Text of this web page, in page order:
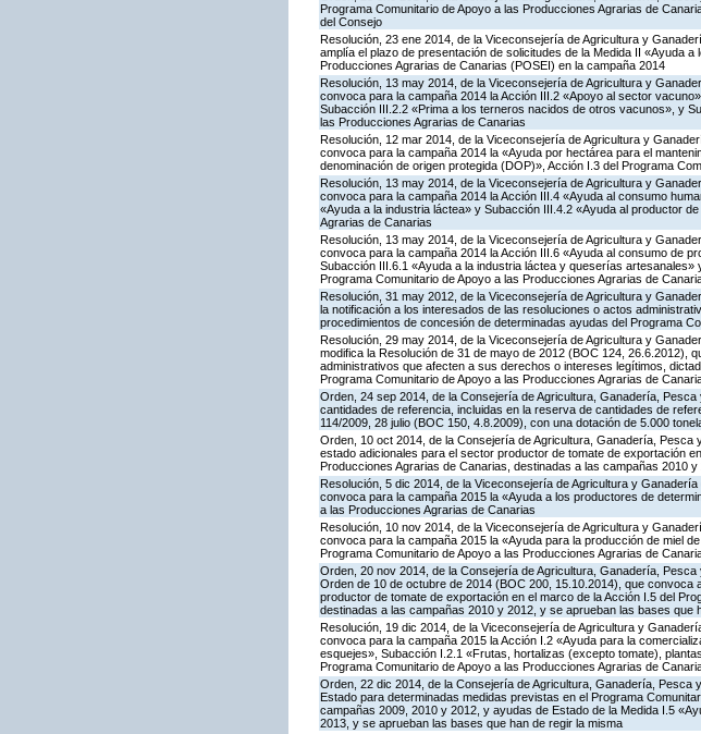
Programa Comunitario de Apoyo a las Producciones Agrarias de
del Consejo
Resolución, 23 ene 2014, de la Viceconsejería de Agricultura y
amplía el plazo de presentación de solicitudes de la Medida II «Ayuda
Producciones Agrarias de Canarias (POSEI) en la campaña 2014
Resolución, 13 may 2014, de la Viceconsejería de Agricultura y
convoca para la campaña 2014 la Acción III.2 «Apoyo al sector
Subacción III.2.2 «Prima a los terneros nacidos de otros vacunos», y
las Producciones Agrarias de Canarias
Resolución, 12 mar 2014, de la Viceconsejería de Agricultura y
convoca para la campaña 2014 la «Ayuda por hectárea para el
denominación de origen protegida (DOP)», Acción I.3 del Programa
Resolución, 13 may 2014, de la Viceconsejería de Agricultura y
convoca para la campaña 2014 la Acción III.4 «Ayuda al consumo
«Ayuda a la industria láctea» y Subacción III.4.2 «Ayuda al productor
Agrarias de Canarias
Resolución, 13 may 2014, de la Viceconsejería de Agricultura y
convoca para la campaña 2014 la Acción III.6 «Ayuda al consumo de
Subacción III.6.1 «Ayuda a la industria láctea y queserías
Programa Comunitario de Apoyo a las Producciones Agrarias de
Resolución, 31 may 2012, de la Viceconsejería de Agricultura y
la notificación a los interesados de las resoluciones o actos
procedimientos de concesión de determinadas ayudas del Programa
Resolución, 29 may 2014, de la Viceconsejería de Agricultura y
modifica la Resolución de 31 de mayo de 2012 (BOC 124, 26.6.2012),
administrativos que afecten a sus derechos o intereses legítimos,
Programa Comunitario de Apoyo a las Producciones Agrarias de
Orden, 24 sep 2014, de la Consejería de Agricultura, Ganadería,
cantidades de referencia, incluidas en la reserva de cantidades de
114/2009, 28 julio (BOC 150, 4.8.2009), con una dotación de 5.000
Orden, 10 oct 2014, de la Consejería de Agricultura, Ganadería,
estado adicionales para el sector productor de tomate de exportación
Producciones Agrarias de Canarias, destinadas a las campañas 2010
Resolución, 5 dic 2014, de la Viceconsejería de Agricultura y
convoca para la campaña 2015 la «Ayuda a los productores de
a las Producciones Agrarias de Canarias
Resolución, 10 nov 2014, de la Viceconsejería de Agricultura y
convoca para la campaña 2015 la «Ayuda para la producción de miel
Programa Comunitario de Apoyo a las Producciones Agrarias de
Orden, 20 nov 2014, de la Consejería de Agricultura, Ganadería,
Orden de 10 de octubre de 2014 (BOC 200, 15.10.2014), que
productor de tomate de exportación en el marco de la Acción I.5 del
destinadas a las campañas 2010 y 2012, y se aprueban las bases que
Resolución, 19 dic 2014, de la Viceconsejería de Agricultura y
convoca para la campaña 2015 la Acción I.2 «Ayuda para la
esquejes», Subacción I.2.1 «Frutas, hortalizas (excepto tomate),
Programa Comunitario de Apoyo a las Producciones Agrarias de
Orden, 22 dic 2014, de la Consejería de Agricultura, Ganadería,
Estado para determinadas medidas previstas en el Programa
campañas 2009, 2010 y 2012, y ayudas de Estado de la Medida I.5
2013, y se aprueban las bases que han de regir la misma